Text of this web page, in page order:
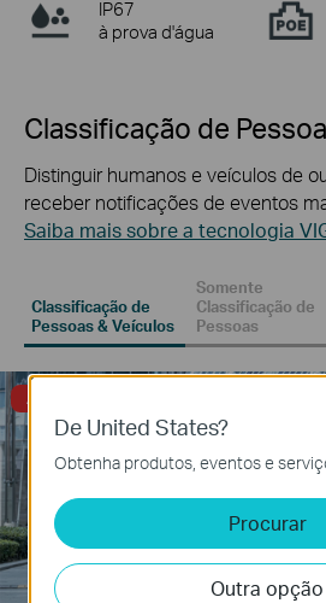
IP67
à prova d'água
Classificação de
Distinguir humanos e veículos de
receber notificações de eventos
Saiba mais sobre a tecnologia
Classificação de
Pessoas & Veículos
Somente
Classificação de
Pessoas
Alarme Ativado
De United States?
Obtenha produtos, eventos e
Procurar
Outra opção